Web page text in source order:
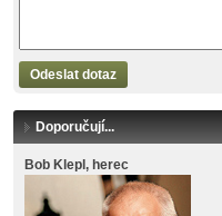
Odeslat dotaz
Doporučují...
Bob Klepl, herec